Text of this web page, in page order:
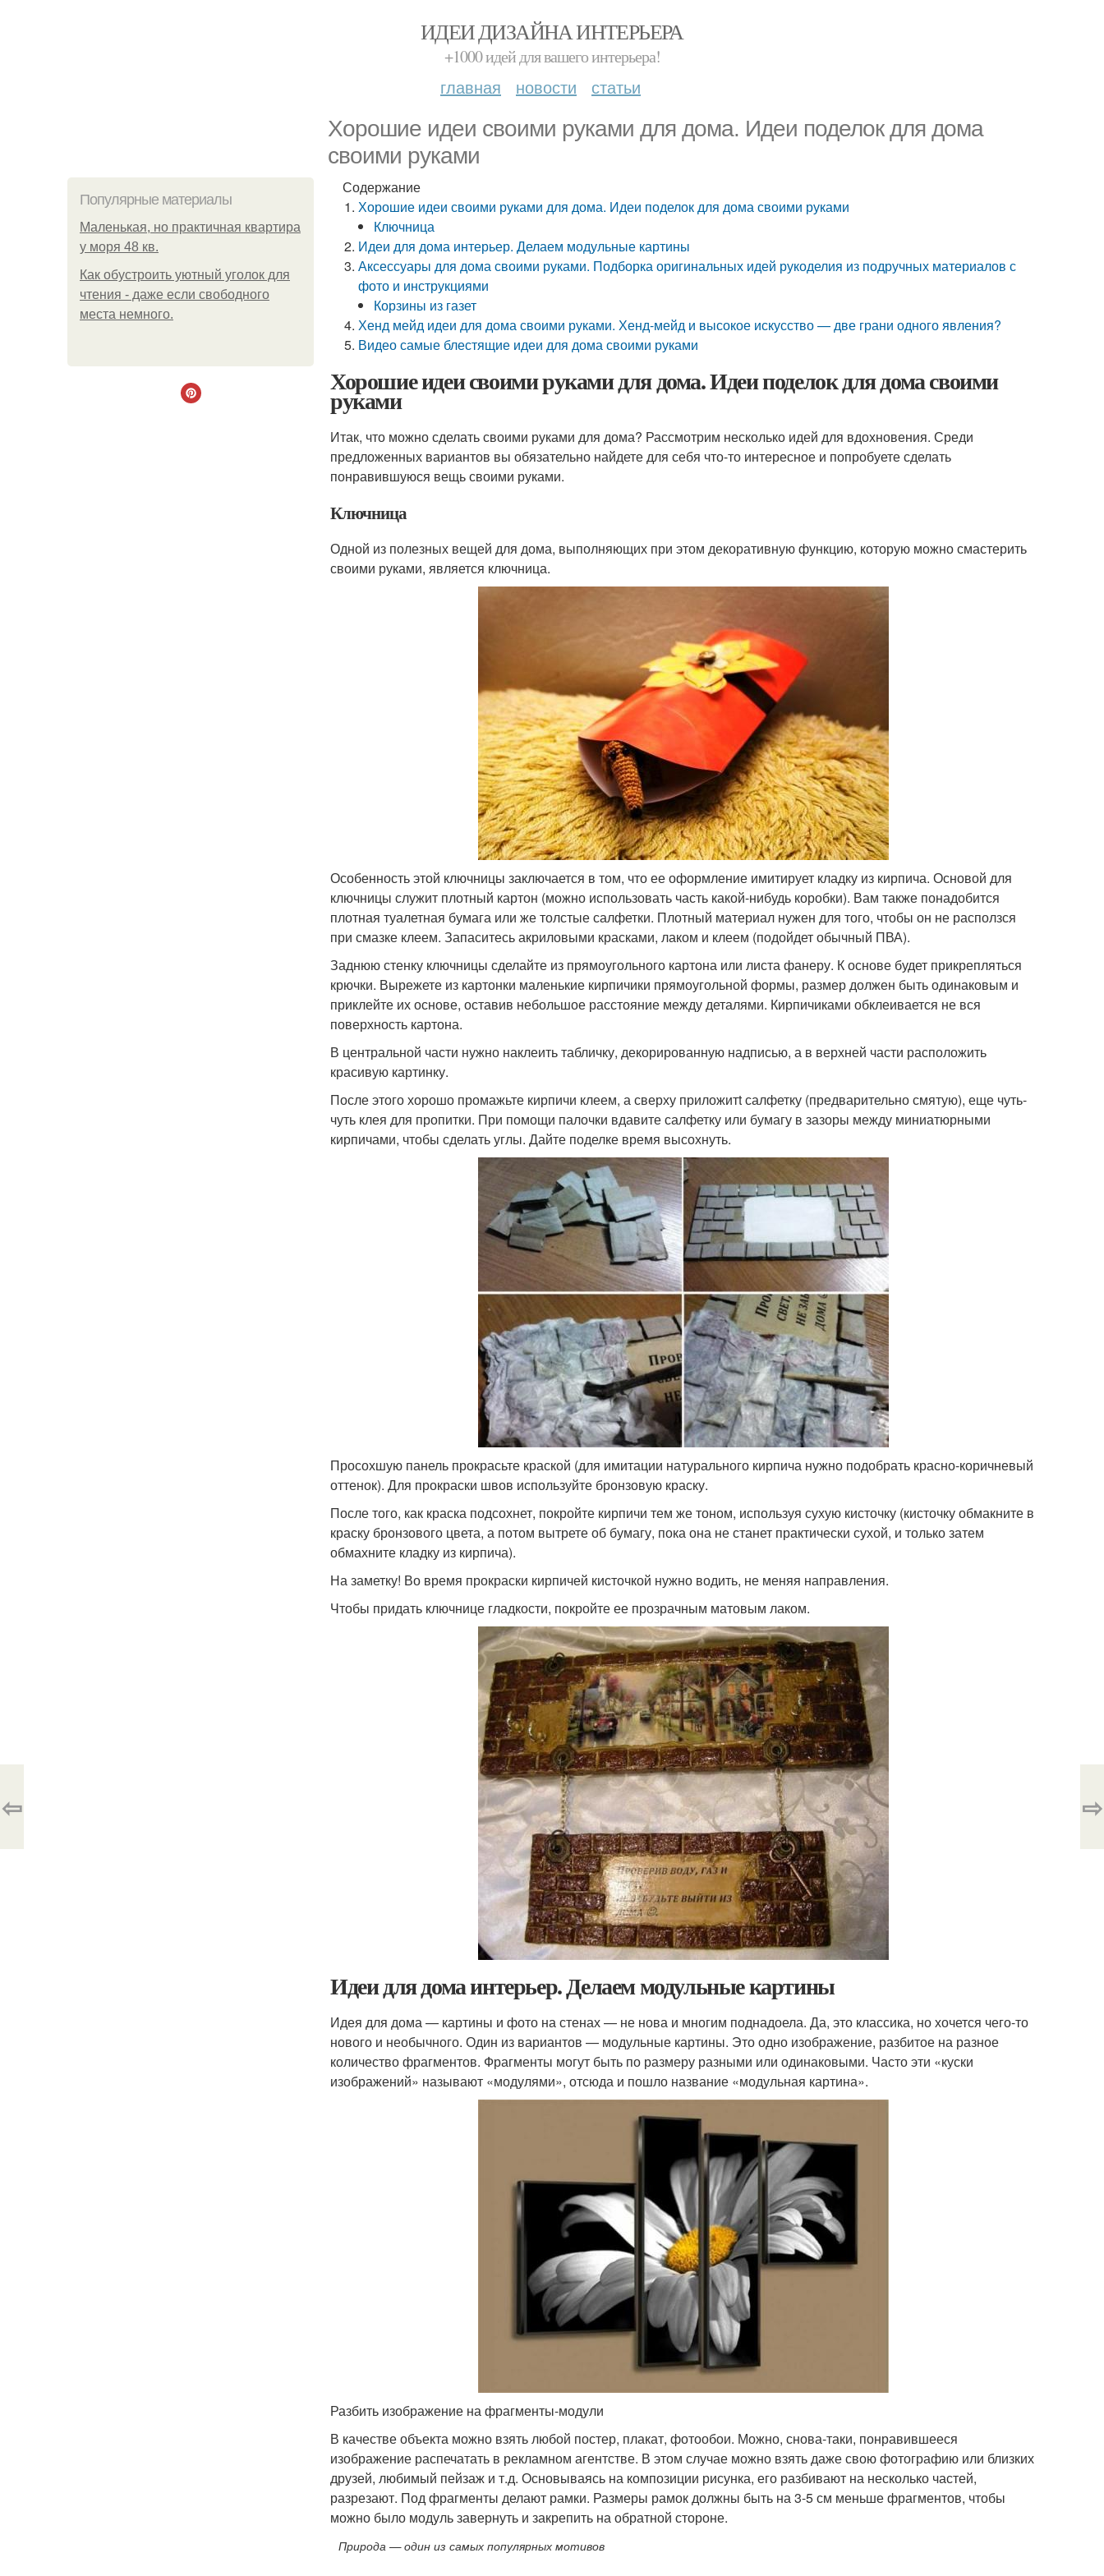
ИДЕИ ДИЗАЙНА ИНТЕРЬЕРА
+1000 идей для вашего интерьера!
главная новости статьи
Хорошие идеи своими руками для дома. Идеи поделок для дома
своими руками
Популярные материалы
Маленькая, но практичная квартира
у моря 48 кв.
Как обустроить уютный уголок для
чтения - даже если свободного
места немного.
Содержание
Хорошие идеи своими руками для дома. Идеи поделок для дома своими руками
Ключница
Идеи для дома интерьер. Делаем модульные картины
Аксессуары для дома своими руками. Подборка оригинальных идей рукоделия из подручных материалов с
фото и инструкциями
Корзины из газет
Хенд мейд идеи для дома своими руками. Хенд-мейд и высокое искусство — две грани одного явления?
Видео самые блестящие идеи для дома своими руками
Хорошие идеи своими руками для дома. Идеи поделок для дома своими
руками
Итак, что можно сделать своими руками для дома? Рассмотрим несколько идей для вдохновения. Среди
предложенных вариантов вы обязательно найдете для себя что-то интересное и попробуете сделать
понравившуюся вещь своими руками.
Ключница
Одной из полезных вещей для дома, выполняющих при этом декоративную функцию, которую можно смастерить
своими руками, является ключница.
Особенность этой ключницы заключается в том, что ее оформление имитирует кладку из кирпича. Основой для
ключницы служит плотный картон (можно использовать часть какой-нибудь коробки). Вам также понадобится
плотная туалетная бумага или же толстые салфетки. Плотный материал нужен для того, чтобы он не расползся
при смазке клеем. Запаситесь акриловыми красками, лаком и клеем (подойдет обычный ПВА).
Заднюю стенку ключницы сделайте из прямоугольного картона или листа фанеру. К основе будет прикрепляться
крючки. Вырежете из картонки маленькие кирпичики прямоугольной формы, размер должен быть одинаковым и
приклейте их основе, оставив небольшое расстояние между деталями. Кирпичиками обклеивается не вся
поверхность картона.
В центральной части нужно наклеить табличку, декорированную надписью, а в верхней части расположить
красивую картинку.
После этого хорошо промажьте кирпичи клеем, а сверху приложитt салфетку (предварительно смятую), еще чуть-
чуть клея для пропитки. При помощи палочки вдавите салфетку или бумагу в зазоры между миниатюрными
кирпичами, чтобы сделать углы. Дайте поделке время высохнуть.
Просохшую панель прокрасьте краской (для имитации натурального кирпича нужно подобрать красно-коричневый
оттенок). Для прокраски швов используйте бронзовую краску.
После того, как краска подсохнет, покройте кирпичи тем же тоном, используя сухую кисточку (кисточку обмакните в
краску бронзового цвета, а потом вытрете об бумагу, пока она не станет практически сухой, и только затем
обмахните кладку из кирпича).
На заметку! Во время прокраски кирпичей кисточкой нужно водить, не меняя направления.
Чтобы придать ключнице гладкости, покройте ее прозрачным матовым лаком.
Идеи для дома интерьер. Делаем модульные картины
Идея для дома — картины и фото на стенах — не нова и многим поднадоела. Да, это классика, но хочется чего-то
нового и необычного. Один из вариантов — модульные картины. Это одно изображение, разбитое на разное
количество фрагментов. Фрагменты могут быть по размеру разными или одинаковыми. Часто эти «куски
изображений» называют «модулями», отсюда и пошло название «модульная картина».
Разбить изображение на фрагменты-модули
В качестве объекта можно взять любой постер, плакат, фотообои. Можно, снова-таки, понравившееся
изображение распечатать в рекламном агентстве. В этом случае можно взять даже свою фотографию или близких
друзей, любимый пейзаж и т.д. Основываясь на композиции рисунка, его разбивают на несколько частей,
разрезают. Под фрагменты делают рамки. Размеры рамок должны быть на 3-5 см меньше фрагментов, чтобы
можно было модуль завернуть и закрепить на обратной стороне.
Природа — один из самых популярных мотивов
⇦ ⇨